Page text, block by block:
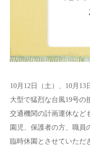
10月12日（土）、10月13
大型で猛烈な台風19号の
交通機関の計画運休など
園児、保護者の方、職員
臨時休園とさせていただ